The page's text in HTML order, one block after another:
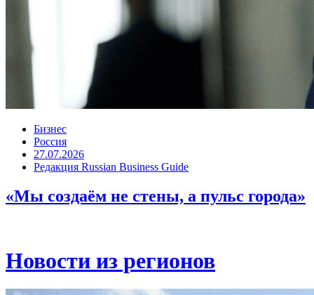
Бизнес
Россия
27.07.2026
Редакция Russian Business Guide
«Мы создаём не стены, а пульс города»
Новости из регионов